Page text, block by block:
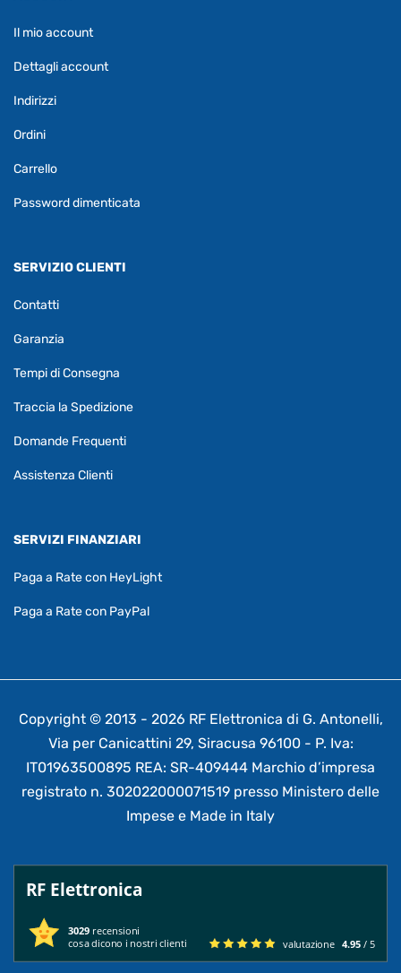
Il mio account
Dettagli account
Indirizzi
Ordini
Carrello
Password dimenticata
SERVIZIO CLIENTI
Contatti
Garanzia
Tempi di Consegna
Traccia la Spedizione
Domande Frequenti
Assistenza Clienti
SERVIZI FINANZIARI
Paga a Rate con HeyLight
Paga a Rate con PayPal
Copyright © 2013 - 2026 RF Elettronica di G. Antonelli,
Via per Canicattini 29, Siracusa 96100 - P. Iva:
IT01963500895 REA: SR-409444 Marchio d’impresa
registrato n. 302022000071519 presso Ministero delle
Impese e Made in Italy
RF Elettronica
3029 recensioni
cosa dicono i nostri clienti
valutazione 4.95 / 5